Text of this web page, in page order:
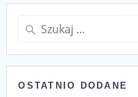
Szukaj:
OSTATNIO DODANE